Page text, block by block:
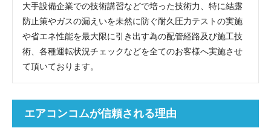
大手設備企業での技術講習などで培った技術力、特に結露
防止策やガスの漏えいを未然に防ぐ耐久圧力テストの実施
や省エネ性能を最大限に引き出す為の配管経路及び施工技
術、各種運転状況チェックなどを全てのお客様へ実施させ
て頂いております。
エアコンコムが信頼される理由